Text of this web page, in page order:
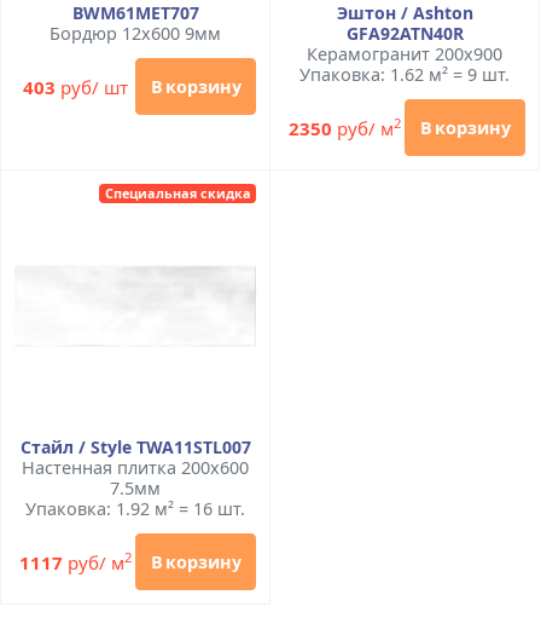
BWM61MET707
Бордюр 12x600 9мм
403 руб/ шт В корзину
Эштон / Ashton
GFA92ATN40R
Керамогранит 200x900
Упаковка: 1.62 м² = 9 шт.
2350 руб/ м2 В корзину
Специальная скидка
Стайл / Style TWA11STL007
Настенная плитка 200x600
7.5мм
Упаковка: 1.92 м² = 16 шт.
1117 руб/ м2 В корзину